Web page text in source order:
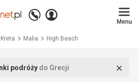
Zadzwoń
+48
771
Zaloguj
Menu
Kreta Malia High Beach
podróży do Grecji